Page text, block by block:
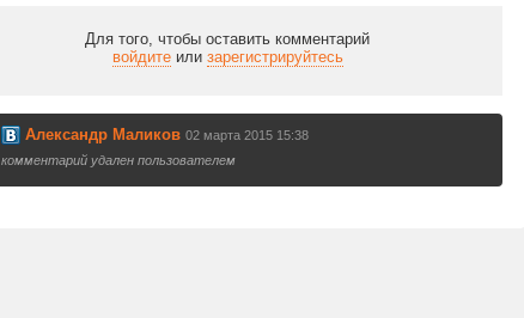
Для того, чтобы оставить комментарий
войдитеили зарегистрируйтесь
Александр Маликов 02 марта 2015 15:38
комментарий удален пользователем